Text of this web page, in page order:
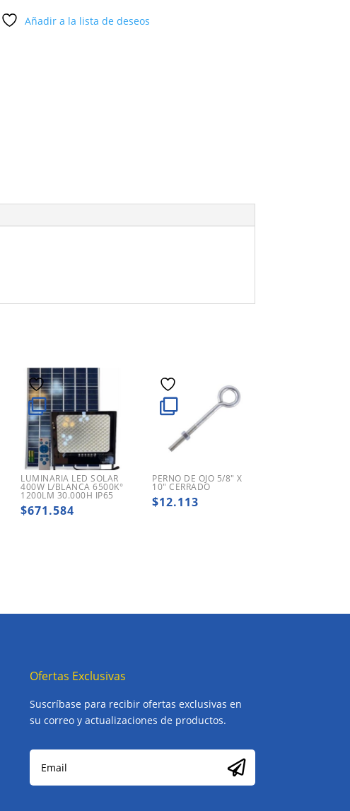
Añadir a la lista de deseos
LUMINARIA LED SOLAR
400W L/BLANCA 6500K°
1200LM 30.000H IP65
$671.584
PERNO DE OJO 5/8″ X
10″ CERRADO
$12.113
Ofertas Exclusivas
Suscríbase para recibir ofertas exclusivas en
su correo y actualizaciones de productos.